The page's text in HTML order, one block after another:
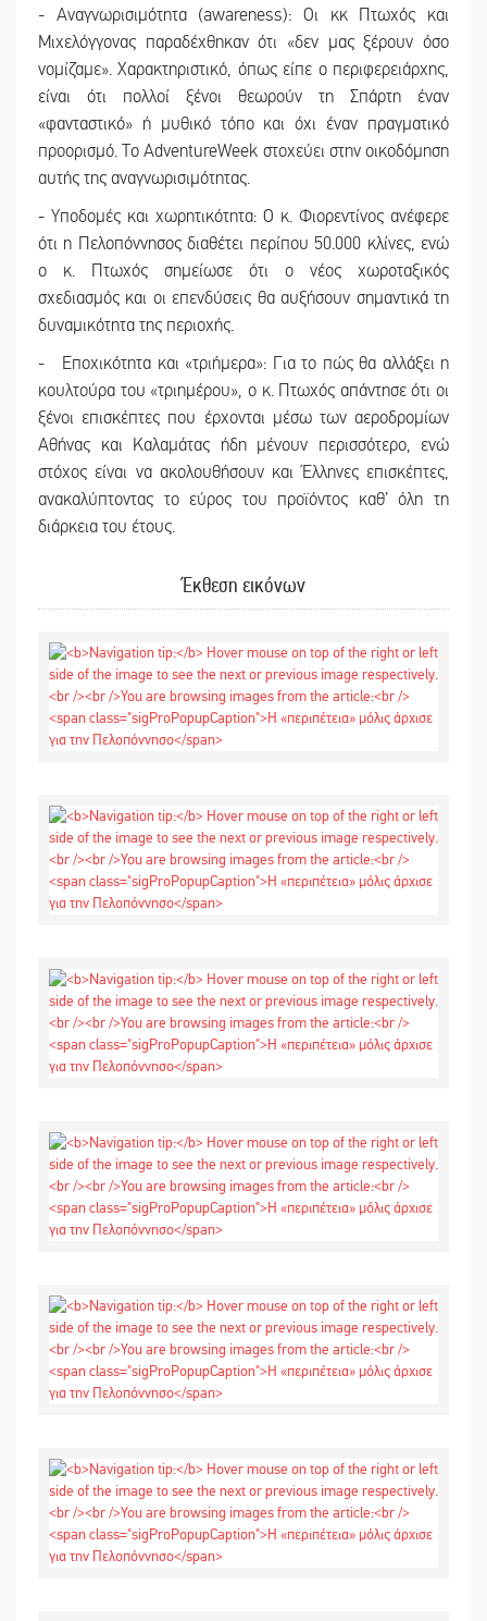
- Αναγνωρισιμότητα (awareness): Οι κκ Πτωχός και
Μιχελόγγονας παραδέχθηκαν ότι «δεν μας ξέρουν όσο
νομίζαμε». Χαρακτηριστικό, όπως είπε ο περιφερειάρχης,
είναι ότι πολλοί ξένοι θεωρούν τη Σπάρτη έναν
«φανταστικό» ή μυθικό τόπο και όχι έναν πραγματικό
προορισμό. Το AdventureWeek στοχεύει στην οικοδόμηση
αυτής της αναγνωρισιμότητας.
- Υποδομές και χωρητικότητα: Ο κ. Φιορεντίνος ανέφερε
ότι η Πελοπόννησος διαθέτει περίπου 50.000 κλίνες, ενώ
ο κ. Πτωχός σημείωσε ότι ο νέος χωροταξικός
σχεδιασμός και οι επενδύσεις θα αυξήσουν σημαντικά τη
δυναμικότητα της περιοχής.
- Εποχικότητα και «τριήμερα»: Για το πώς θα αλλάξει η
κουλτούρα του «τριημέρου», ο κ. Πτωχός απάντησε ότι οι
ξένοι επισκέπτες που έρχονται μέσω των αεροδρομίων
Αθήνας και Καλαμάτας ήδη μένουν περισσότερο, ενώ
στόχος είναι να ακολουθήσουν και Έλληνες επισκέπτες,
ανακαλύπτοντας το εύρος του προϊόντος καθ’ όλη τη
διάρκεια του έτους.
Έκθεση εικόνων